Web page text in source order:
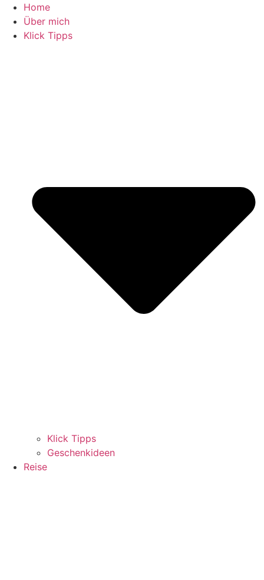
Zum
Inhalt
springen
Home
Über mich
Klick Tipps
Klick Tipps
Geschenkideen
Reise